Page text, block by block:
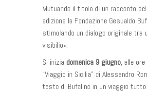
Mutuando il titolo di un racconto
edizione la Fondazione Gesualdo
stimolando un dialogo originale tra
visibilio».
Si inizia domenica 9 giugno, alle ore
“Viaggio in Sicilia” di Alessandro
testo di Bufalino in un viaggio tutto